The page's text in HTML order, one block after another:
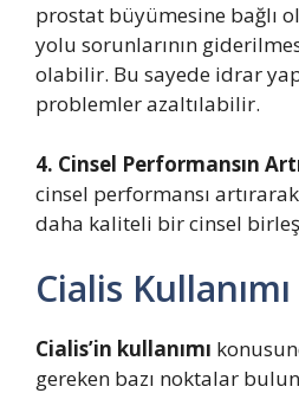
prostat büyümesine bağlı
yolu sorunlarının
olabilir. Bu sayede idrar
problemler azaltılabilir.
4. Cinsel Performansın
cinsel performansı
daha kaliteli bir cinsel
Cialis Kullanımı
Cialis’in kullanımı
gereken bazı noktalar